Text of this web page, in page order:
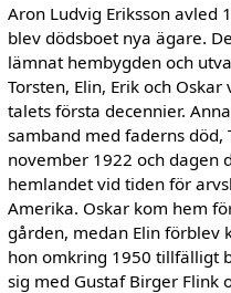
Aron Ludvig Eriksson avled
blev dödsboet nya ägare.
lämnat hembygden och
Torsten, Elin, Erik och
talets första decennier.
samband med faderns död,
november 1922 och dagen
hemlandet vid ti­den för
Ame­rika. Oskar kom hem
gården, medan Elin förblev
hon omkring 1950 tillfälligt
sig med Gustaf Birger Flink